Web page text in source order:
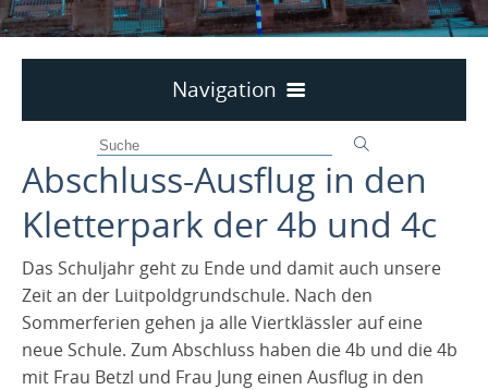
Navigation
Organisation
Unterrichtszeiten
Termine Schuljahr 2026/2027
Materialliste Klasse 1
Materialliste Klasse 2
Geschichte der Schule
Ganztag und Betreuung
Anmeldung für die Betreuung und den Ganztag
Infos über die Betreuuung
Infos über den Ganztag
Kollegium
Schulsozialarbeit
Säge-Projekt mit Frau Hausmann
Familien-Bildungs-Zentrum
Abschluss-Ausflug in den
Kletterpark der 4b und 4c
Das Schuljahr geht zu Ende und damit auch unsere
Zeit an der Luitpoldgrundschule. Nach den
Sommerferien gehen ja alle Viertklässler auf eine
neue Schule. Zum Abschluss haben die 4b und die 4b
mit Frau Betzl und Frau Jung einen Ausflug in den